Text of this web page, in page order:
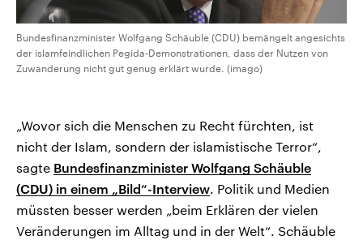
Bundesfinanzminister Wolfgang Schäuble (CDU) bemängelt angesichts
der islamfeindlichen Pegida-Demonstrationen, dass der Nutzen von
Zuwanderung nicht gut genug erklärt wurde. (imago)
„Wovor sich die Menschen zu Recht fürchten, ist
nicht der Islam, sondern der islamistische Terror“,
sagte Bundesfinanzminister Wolfgang Schäuble
(CDU) in einem „Bild“-Interview. Politik und Medien
müssten besser werden „beim Erklären der vielen
Veränderungen im Alltag und in der Welt“. Schäuble